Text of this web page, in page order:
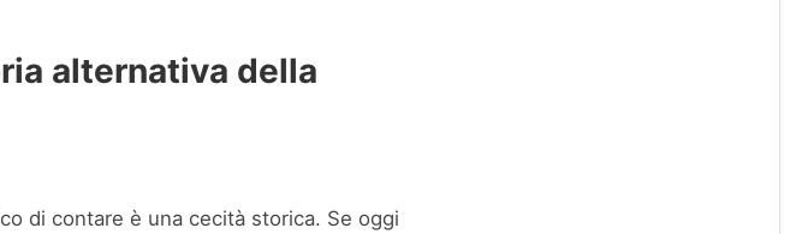
alternativa della
di contare è una cecità storica. Se oggi